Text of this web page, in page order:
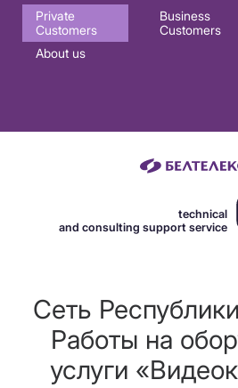
Основная
навигация
Private
Customers
Business
Customers
About us
technical
and consulting support service
Сеть
Работы на
услуги